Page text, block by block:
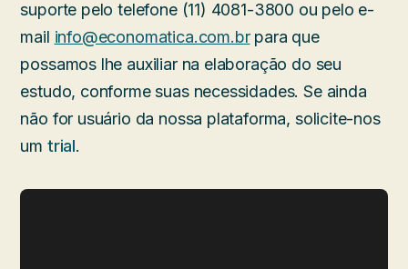
suporte pelo telefone (11) 4081-3800 ou pelo e-
mail info@economatica.com.brpara que
possamos lhe auxiliar na elaboração do seu
estudo, conforme suas necessidades. Se ainda
não for usuário da nossa plataforma, solicite-nos
um trial.